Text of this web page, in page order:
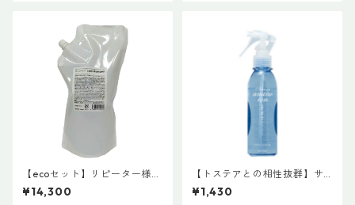
【ecoセット】リピーター様に
おすすめ！ #イマヘア 詰め
替えレフィル お徳用 ケア
¥14,300
【トステアとの相性抜群】サ
ニープレイス プラチナ アミ
ノイオン水 180mL
¥1,430